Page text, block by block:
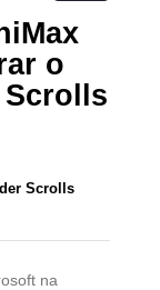
o
Scrolls
na